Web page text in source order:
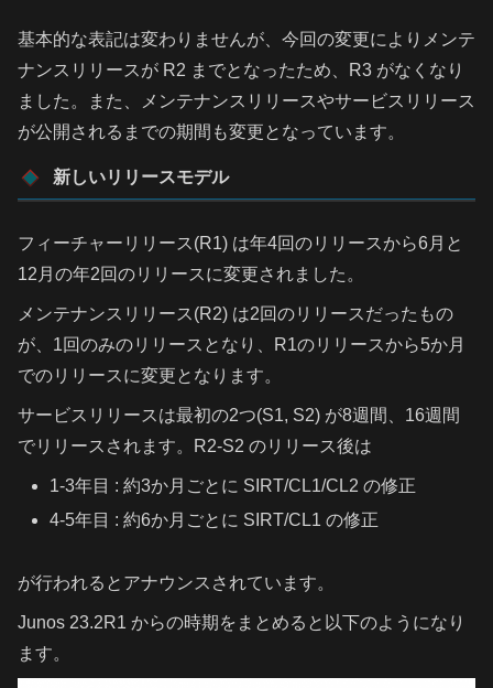
基本的な表記は変わりませんが、今回の変更によりメンテ
ナンスリリースが R2 までとなったため、R3 がなくなり
ました。また、メンテナンスリリースやサービスリリース
が公開されるまでの期間も変更となっています。
新しいリリースモデル
フィーチャーリリース(R1) は年4回のリリースから6月と
12月の年2回のリリースに変更されました。
メンテナンスリリース(R2) は2回のリリースだったもの
が、1回のみのリリースとなり、R1のリリースから5か月
でのリリースに変更となります。
サービスリリースは最初の2つ(S1, S2) が8週間、16週間
でリリースされます。R2-S2 のリリース後は
1-3年目 : 約3か月ごとに SIRT/CL1/CL2 の修正
4-5年目 : 約6か月ごとに SIRT/CL1 の修正
が行われるとアナウンスされています。
Junos 23.2R1 からの時期をまとめると以下のようになり
ます。